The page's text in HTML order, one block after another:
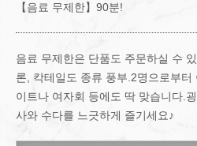
【음료 무제한】90분!
음료 무제한은 단품도 주문하실 수
론, 칵테일도 종류 풍부.2명으로부터
이트나 여자회 등에도 딱 맞습니다.
사와 수다를 느긋하게 즐기세요♪